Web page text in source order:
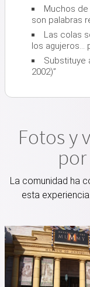
Muchos
son palabras
Las colas
los agujeros…
Substituye
2002)”
Fotos y
La comunidad ha
esta